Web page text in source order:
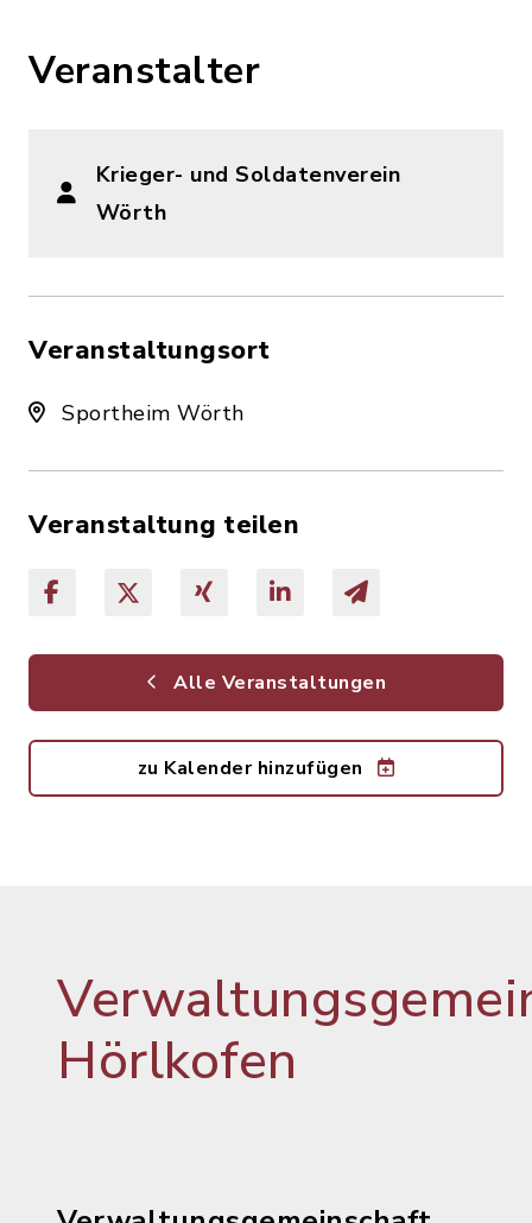
Veranstalter
Krieger- und Soldatenverein
Wörth
Veranstaltungsort
Sportheim Wörth
Veranstaltung teilen
Alle Veranstaltungen
zu Kalender hinzufügen
Hörlkofen